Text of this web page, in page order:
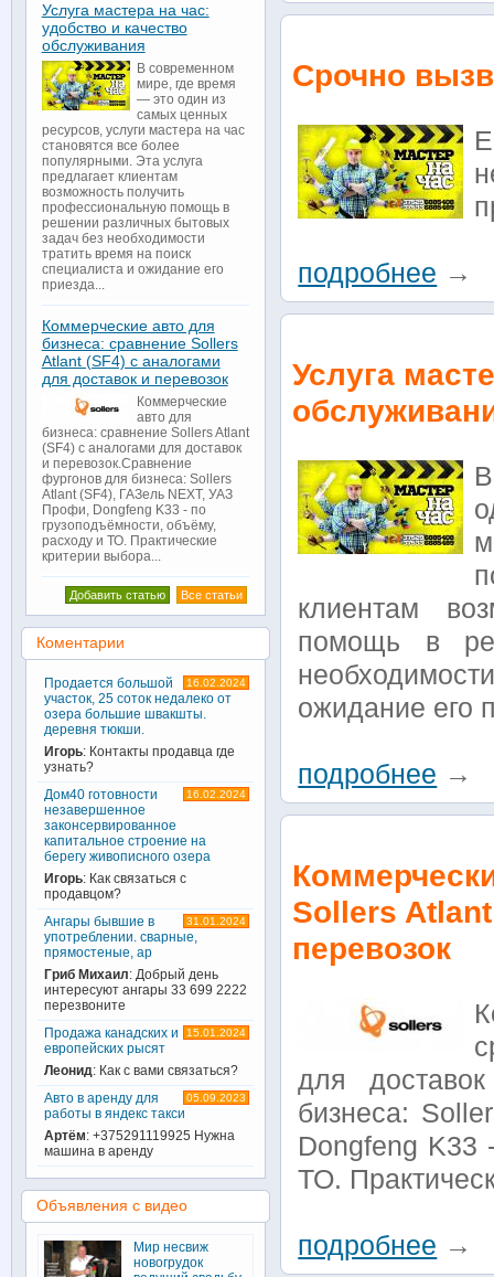
Срочно
подробнее →
Услуга
клиентам
помощь в
ожидание его
подробнее →
Sollers
перевозок
для
бизнеса:
Dongfeng K33
ТО.
подробнее →
Услуга мастера на час:
удобство и качество
обслуживания
В современном
мире, где время
— это один из
самых ценных
ресурсов, услуги мастера на час
становятся все более
популярными. Эта услуга
предлагает клиентам
возможность получить
профессиональную помощь в
решении различных бытовых
задач без необходимости
тратить время на поиск
специалиста и ожидание его
приезда...
Коммерческие авто для
бизнеса: сравнение Sollers
Atlant (SF4) с аналогами
для доставок и перевозок
Коммерческие
авто для
бизнеса: сравнение Sollers Atlant
(SF4) с аналогами для доставок
и перевозок.Сравнение
фургонов для бизнеса: Sollers
Atlant (SF4), ГАЗель NEXT, УАЗ
Профи, Dongfeng K33 - по
грузоподъёмности, объёму,
расходу и ТО. Практические
критерии выбора...
Все статьи
Добавить статью
Коментарии
16.02.2024
Продается большой
участок, 25 соток недалеко от
озера большие швакшты.
деревня тюкши.
Игорь: Контакты продавца где
узнать?
16.02.2024
Дом40 готовности
незавершенное
законсервированное
капитальное строение на
берегу живописного озера
Игорь: Как связаться с
продавцом?
31.01.2024
Ангары бывшие в
употреблении. сварные,
прямостеные, ар
Гриб Михаил: Добрый день
интересуют ангары 33 699 2222
перезвоните
15.01.2024
Продажа канадских и
европейских рысят
Леонид: Как с вами связаться?
05.09.2023
Авто в аренду для
работы в яндекс такси
Артём: +375291119925 Нужна
машина в аренду
Объявления с видео
Мир несвиж
новогрудок